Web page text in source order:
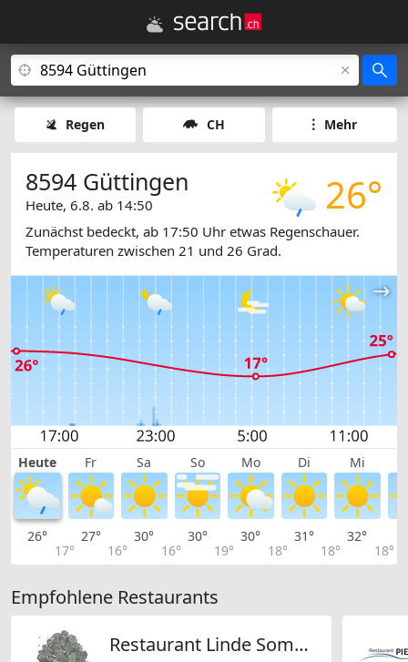
Regen CH Mehr
26°
8594 Güttingen
Heute, 6.8. ab 14:50
Zunächst bedeckt, ab 17:50 Uhr etwas Regenschauer.
Temperaturen zwischen 21 und 26 Grad.
Heute Fr Sa So Mo Di Mi
26°
17°
27°
16°
30°
16°
30°
19°
30°
18°
31°
18°
32°
18°
Empfohlene Restaurants
Restaurant Linde Sommeri GmbH